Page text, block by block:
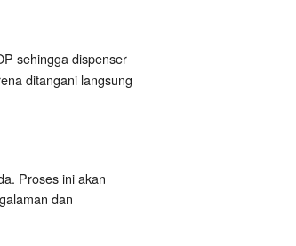
sehingga dispenser
ditangani langsung
Proses ini akan
dan